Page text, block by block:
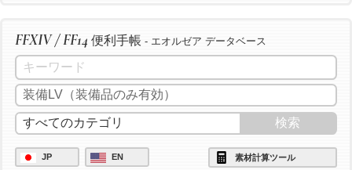
FFXIV / FF14 便利手帳 - エオルゼア データベース
JP EN 素材計算ツール